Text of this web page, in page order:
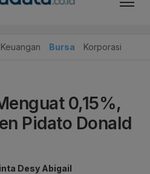
Keuangan Bursa Korporasi
0,15%,
Pidato Donald
Desy Abigail